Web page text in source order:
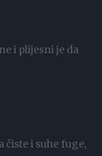
i plijesni je da
čiste i suhe fuge,